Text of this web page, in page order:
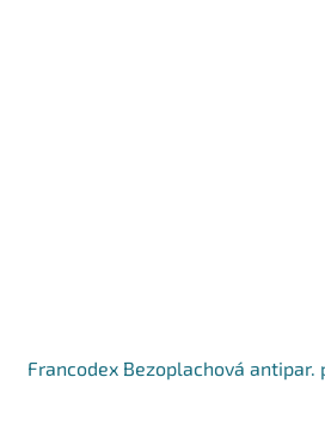
Francodex Bezoplachová antipar.